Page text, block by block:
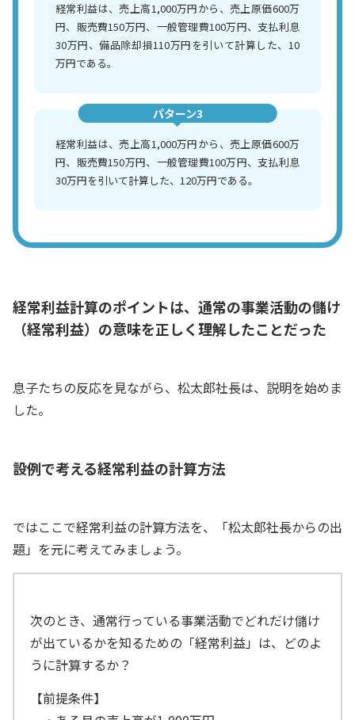
経常利益は、売上高1,000万円から、売上原価600万
円、販売費150万円、一般管理費100万円、支払利息
30万円、備品除却損110万円を引いて計算した、10
万円である。
パターン3
経常利益は、売上高1,000万円から、売上原価600万
円、販売費150万円、一般管理費100万円、支払利息
30万円を引いて計算した、120万円である。
経常利益計算のポイントは、通常の事業活動の儲け
（経常利益）の意味を正しく理解したことだった
息子たちの反応を見ながら、松太郎社長は、説明を始めま
した。
設例で考える経常利益の計算方法
ではここで経常利益の計算方法を、「松太郎社長からの出
題」を元に考えてみましょう。
次のとき、通常行っている事業活動でどれだけ儲け
が出ているかを知るための「経常利益」は、どのよ
うに計算するか？
【前提条件】